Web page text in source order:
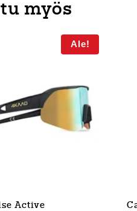
myös
Ale!
Active